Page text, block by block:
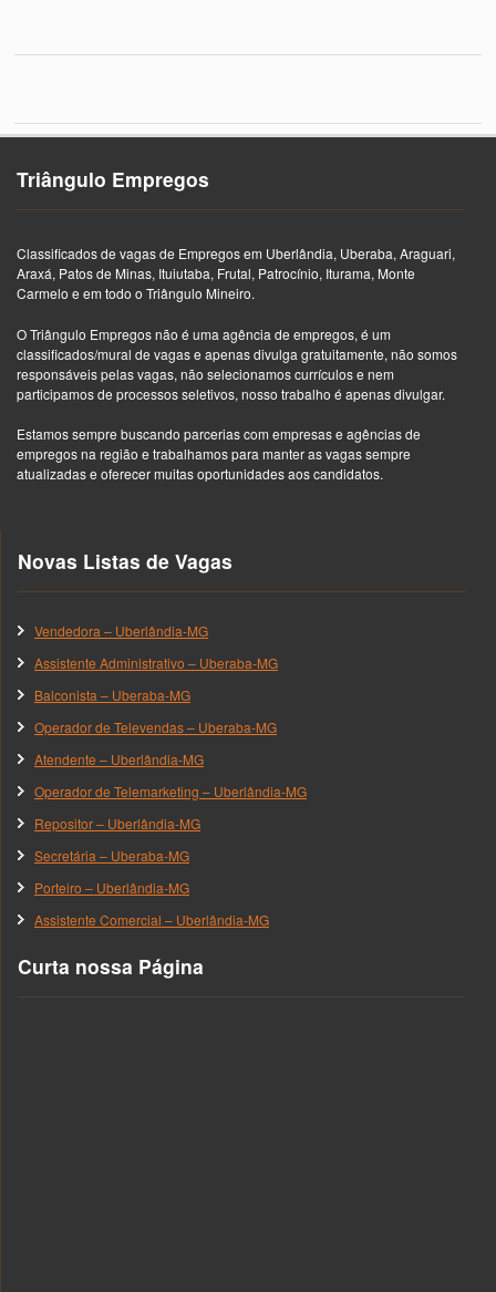
Triângulo Empregos
Classificados de vagas de Empregos em Uberlândia, Uberaba, Araguari,
Araxá, Patos de Minas, Ituiutaba, Frutal, Patrocínio, Iturama, Monte
Carmelo e em todo o Triângulo Mineiro.
O Triângulo Empregos não é uma agência de empregos, é um
classificados/mural de vagas e apenas divulga gratuitamente, não somos
responsáveis pelas vagas, não selecionamos currículos e nem
participamos de processos seletivos, nosso trabalho é apenas divulgar.
Estamos sempre buscando parcerias com empresas e agências de
empregos na região e trabalhamos para manter as vagas sempre
atualizadas e oferecer muitas oportunidades aos candidatos.
Novas Listas de Vagas
Vendedora – Uberlândia-MG
Assistente Administrativo – Uberaba-MG
Balconista – Uberaba-MG
Operador de Televendas – Uberaba-MG
Atendente – Uberlândia-MG
Operador de Telemarketing – Uberlândia-MG
Repositor – Uberlândia-MG
Secretária – Uberaba-MG
Porteiro – Uberlândia-MG
Assistente Comercial – Uberlândia-MG
Curta nossa Página